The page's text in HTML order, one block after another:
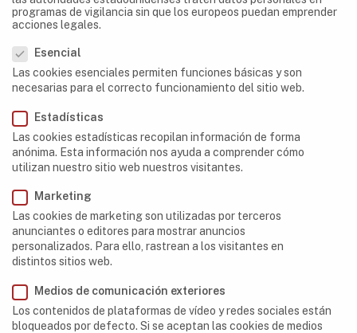
Cuevas
Botswana
República Democrática del Congo
Egipto
Etiopía
Gabón
Kenia
Lesotho
programas de vigilancia sin que los europeos puedan emprender
acciones legales.
Esencial
Las cookies esenciales permiten funciones básicas y son
necesarias para el correcto funcionamiento del sitio web.
Estadísticas
Las cookies estadísticas recopilan información de forma
anónima. Esta información nos ayuda a comprender cómo
utilizan nuestro sitio web nuestros visitantes.
Marketing
Las cookies de marketing son utilizadas por terceros
anunciantes o editores para mostrar anuncios
personalizados. Para ello, rastrean a los visitantes en
distintos sitios web.
Medios de comunicación exteriores
Los contenidos de plataformas de vídeo y redes sociales están
bloqueados por defecto. Si se aceptan las cookies de medios